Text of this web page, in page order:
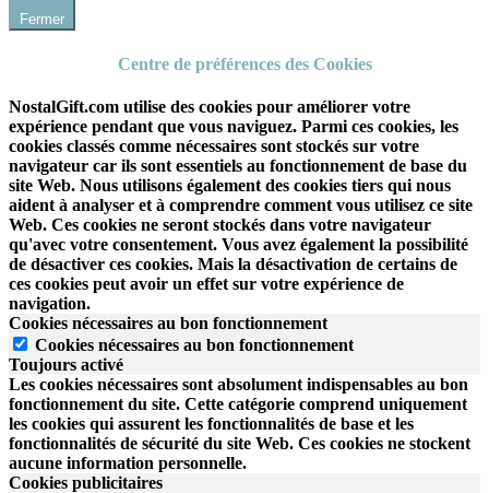
Fermer
Centre de préférences des Cookies
NostalGift.com utilise des cookies pour améliorer votre
expérience pendant que vous naviguez. Parmi ces cookies, les
cookies classés comme nécessaires sont stockés sur votre
navigateur car ils sont essentiels au fonctionnement de base du
site Web. Nous utilisons également des cookies tiers qui nous
aident à analyser et à comprendre comment vous utilisez ce site
Web. Ces cookies ne seront stockés dans votre navigateur
qu'avec votre consentement. Vous avez également la possibilité
de désactiver ces cookies. Mais la désactivation de certains de
ces cookies peut avoir un effet sur votre expérience de
navigation.
Cookies nécessaires au bon fonctionnement
Cookies nécessaires au bon fonctionnement
Toujours activé
Les cookies nécessaires sont absolument indispensables au bon
fonctionnement du site. Cette catégorie comprend uniquement
les cookies qui assurent les fonctionnalités de base et les
fonctionnalités de sécurité du site Web. Ces cookies ne stockent
aucune information personnelle.
Cookies publicitaires